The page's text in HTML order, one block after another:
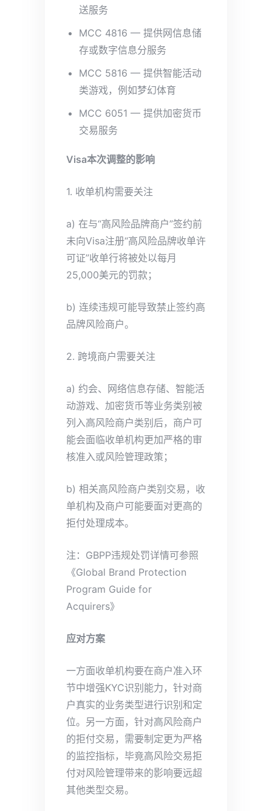
送服务
MCC 4816 — 提供网信息储
存或数字信息分服务
MCC 5816 — 提供智能活动
类游戏，例如梦幻体育
MCC 6051 — 提供加密货币
交易服务
Visa本次调整的影响
1. 收单机构需要关注
a) 在与“高风险品牌商户”签约前
未向Visa注册“高风险品牌收单许
可证”收单行将被处以每月
25,000美元的罚款；
b) 连续违规可能导致禁止签约高
品牌风险商户。
2. 跨境商户需要关注
a) 约会、网络信息存储、智能活
动游戏、加密货币等业务类别被
列入高风险商户类别后，商户可
能会面临收单机构更加严格的审
核准入或风险管理政策；
b) 相关高风险商户类别交易，收
单机构及商户可能要面对更高的
拒付处理成本。
注：GBPP违规处罚详情可参照
《Global Brand Protection
Program Guide for
Acquirers》
应对方案
一方面收单机构要在商户准入环
节中增强KYC识别能力，针对商
户真实的业务类型进行识别和定
位。另一方面，针对高风险商户
的拒付交易，需要制定更为严格
的监控指标，毕竟高风险交易拒
付对风险管理带来的影响要远超
其他类型交易。